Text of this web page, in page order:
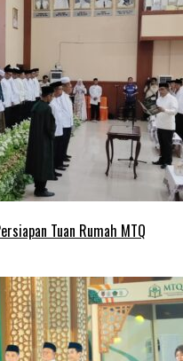
Tuan Rumah MTQ